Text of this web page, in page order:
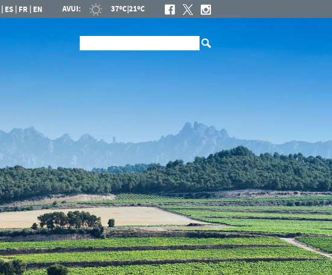
| ES | FR | EN AVUI: 37ºC|21ºC